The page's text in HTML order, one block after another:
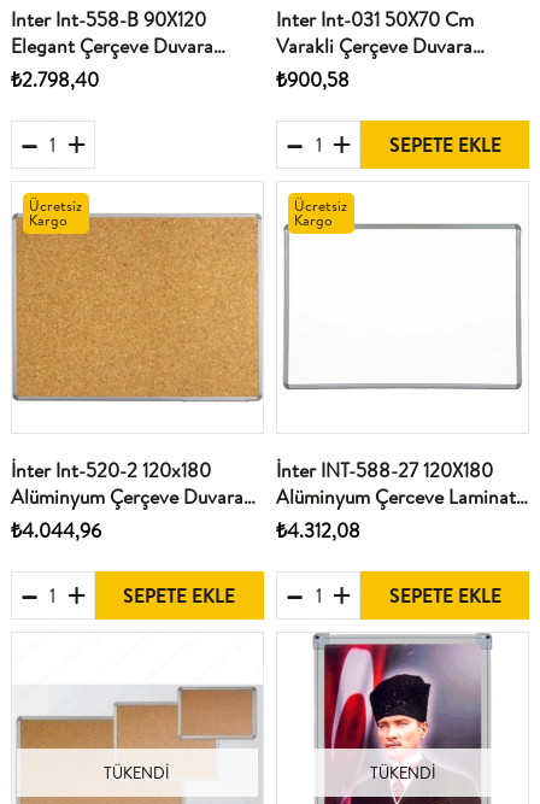
Inter Int-558-B 90X120
Elegant Çerçeve Duvara
Monte Bordo Çuhali Pano
₺2.798,40
Inter Int-031 50X70 Cm
Varakli Çerçeve Duvara
Monte Atatürk Portresi
₺900,58
SEPETE EKLE
İnter Int-520-2 120x180
Alüminyum Çerçeve Duvara
Monte Mantar Pano
₺4.044,96
SEPETE EKLE
Ücretsiz
Kargo
İnter INT-588-27 120X180
Alüminyum Çerceve Laminat
Yüzey Duvara Monte Yazi
Tahtası
₺4.312,08
SEPETE EKLE
Ücretsiz
Kargo
TÜKENDI TÜKENDI